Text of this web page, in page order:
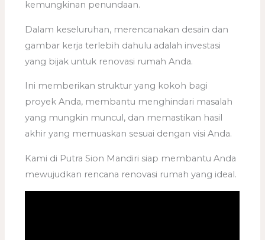
kemungkinan penundaan.
Dalam keseluruhan, merencanakan desain dan
gambar kerja terlebih dahulu adalah investasi
yang bijak untuk renovasi rumah Anda.
Ini memberikan struktur yang kokoh bagi
proyek Anda, membantu menghindari masalah
yang mungkin muncul, dan memastikan hasil
akhir yang memuaskan sesuai dengan visi Anda.
Kami di Putra Sion Mandiri siap membantu Anda
mewujudkan rencana renovasi rumah yang ideal.